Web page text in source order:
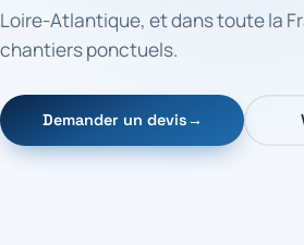
Loire-Atlantique, et dans toute la
chantiers ponctuels.
Demander un devis→